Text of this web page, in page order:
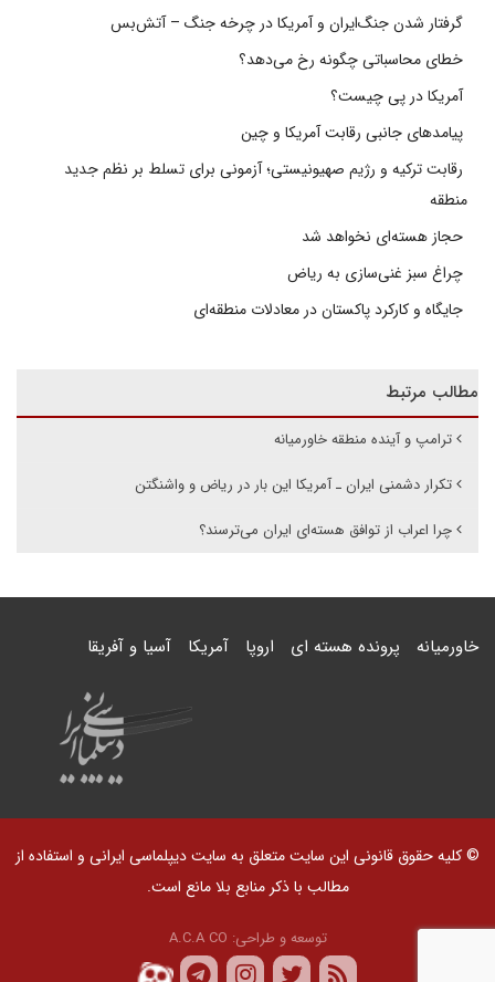
گرفتار شدن جنگ‌ایران و آمریکا در چرخه جنگ – آتش‌بس
خطای محاسباتی چگونه رخ می‌دهد؟
آمریکا در پی چیست؟
پیامدهای جانبی رقابت آمریکا و چین
رقابت ترکیه و رژیم صهیونیستی؛ آزمونی برای تسلط بر نظم جدید
منطقه
حجاز هسته‌ای نخواهد شد
چراغ سبز غنی‌سازی به ریاض
جایگاه و کارکرد پاکستان در معادلات منطقه‌ای
مطالب مرتبط
ترامپ و آینده منطقه خاورمیانه
تکرار دشمنی ایران ـ آمریکا این بار در ریاض و واشنگتن
چرا اعراب از توافق هسته‌ای ایران می‌ترسند؟
خاورمیانه پرونده هسته ای اروپا آمریکا آسیا و آفریقا
© کلیه حقوق قانونی این سایت متعلق به سایت دیپلماسی ایرانی و استفاده از
مطالب با ذکر منابع بلا مانع است.
توسعه و طراحی: A.C.A CO